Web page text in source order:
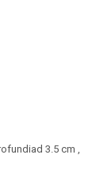
3.5 cm ,